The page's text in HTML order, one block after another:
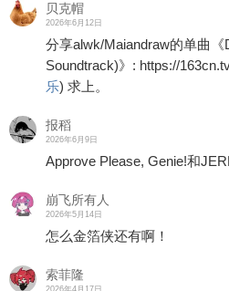
贝克帽
2026年6月12日
分享alwk/Maiandraw的单曲《
Soundtrack)》: https://
乐) 求上。
报稻
2026年6月9日
Approve Please, Genie!和
崩飞所有人
2026年5月14日
怎么金箔侠还有啊！
索菲隆